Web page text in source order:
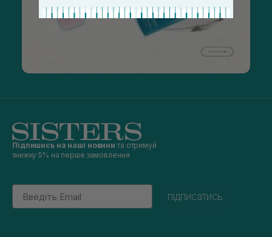
Підпишись на наші новини та отримуй
знижку 5% на перше замовлення
Email
підписатись